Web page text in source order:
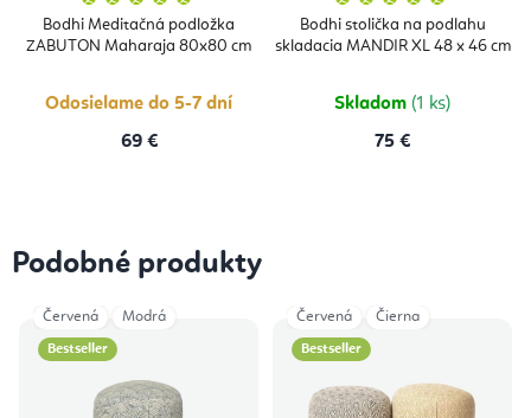
Bodhi Meditačná podložka
ZABUTON Maharaja 80x80 cm
produktu
je
5,0
hviezdičiek.
Odosielame do 5-7 dní
69 €
Bodhi stolička na podlahu
skladacia MANDIR XL 48 x 46 cm
produktu
je
5,0
Skladom (1 ks)
75 €
Podobné produkty
Bestseller
Červená Modrá
Bestseller
Červená Čierna